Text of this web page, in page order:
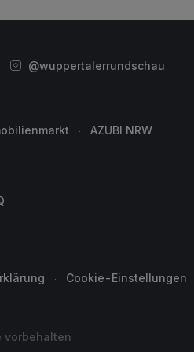
@wuppertalerrundschau
AZUBI NRW
Cookie-Einstellungen
vorbehalten